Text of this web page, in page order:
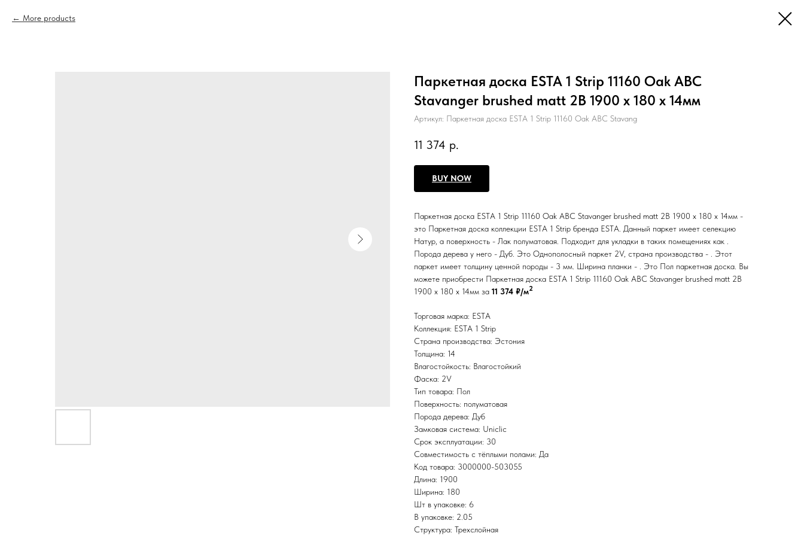
More products
Паркетная доска ESTA 1 Strip 11160 Oak ABC
Stavanger brushed matt 2B 1900 x 180 x 14мм
Артикул: Паркетная доска ESTA 1 Strip 11160 Oak ABC Stavang
11 374 р.
BUY NOW
Паркетная доска ESTA 1 Strip 11160 Oak ABC Stavanger brushed matt 2B 1900 x 180 x 14мм -
это Паркетная доска коллекции ESTA 1 Strip бренда ESTA. Данный паркет имеет селекцию
Натур, а поверхность - Лак полуматовая. Подходит для укладки в таких помещениях как .
Порода дерева у него - Дуб. Это Однополосный паркет 2V, страна производства - . Этот
паркет имеет толщину ценной породы - 3 мм. Ширина планки - . Это Пол паркетная доска. Вы
можете приобрести Паркетная доска ESTA 1 Strip 11160 Oak ABC Stavanger brushed matt 2B
1900 x 180 x 14мм за 11 374 ₽/м2
Торговая марка: ESTA
Коллекция: ESTA 1 Strip
Страна производства: Эстония
Толщина: 14
Влагостойкость: Влагостойкий
Фаска: 2V
Тип товара: Пол
Поверхность: полуматовая
Порода дерева: Дуб
Замковая система: Uniclic
Срок эксплуатации: 30
Совместимость с тёплыми полами: Да
Код товара: 3000000-503055
Длина: 1900
Ширина: 180
Шт в упаковке: 6
В упаковке: 2.05
Структура: Трехслойная